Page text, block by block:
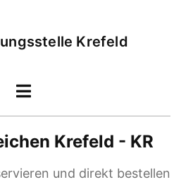
Krefeld
Krefeld - KR
und direkt bestellen